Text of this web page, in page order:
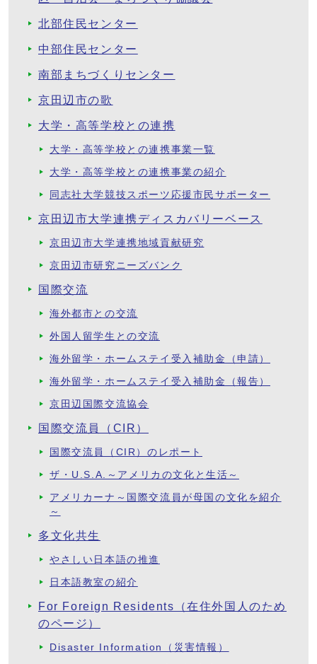
北部住民センター
中部住民センター
南部まちづくりセンター
京田辺市の歌
大学・高等学校との連携
大学・高等学校との連携事業一覧
大学・高等学校との連携事業の紹介
同志社大学競技スポーツ応援市民サポーター
京田辺市大学連携ディスカバリーベース
京田辺市大学連携地域貢献研究
京田辺市研究ニーズバンク
国際交流
海外都市との交流
外国人留学生との交流
海外留学・ホームステイ受入補助金（申請）
海外留学・ホームステイ受入補助金（報告）
京田辺国際交流協会
国際交流員（CIR）
国際交流員（CIR）のレポート
ザ・U.S.A.～アメリカの文化と生活～
アメリカーナ～国際交流員が母国の文化を紹介
～
多文化共生
やさしい日本語の推進
日本語教室の紹介
For Foreign Residents（在住外国人のため
のページ）
Disaster Information（災害情報）